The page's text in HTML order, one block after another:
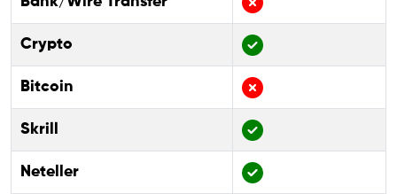
Crypto
Bitcoin
Skrill
Neteller